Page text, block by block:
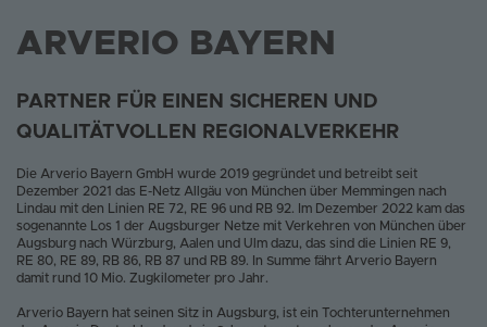
ARVERIO BAYERN
PARTNER FÜR EINEN SICHEREN UND
QUALITÄTVOLLEN REGIONALVERKEHR
Die Arverio Bayern GmbH wurde 2019 gegründet und betreibt seit
Dezember 2021 das E-Netz Allgäu von München über Memmingen nach
Lindau mit den Linien RE 72, RE 96 und RB 92. Im Dezember 2022 kam das
sogenannte Los 1 der Augsburger Netze mit Verkehren von München über
Augsburg nach Würzburg, Aalen und Ulm dazu, das sind die Linien RE 9,
RE 80, RE 89, RB 86, RB 87 und RB 89. In Summe fährt Arverio Bayern
damit rund 10 Mio. Zugkilometer pro Jahr.
Arverio Bayern hat seinen Sitz in Augsburg, ist ein Tochterunternehmen